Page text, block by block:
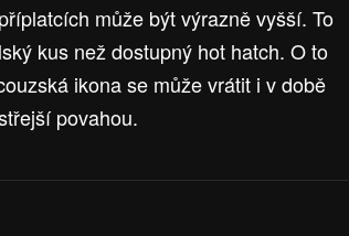
může být výrazně vyšší. To
kus než dostupný hot hatch. O to
ikona se může vrátit i v době
povahou.